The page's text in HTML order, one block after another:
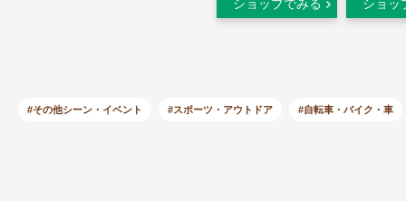
ラス保護 ボンネッ
ロープ付き ブラック
ショップでみる
バー ハ
せ 塗装保
ショッ
#その他シーン・イベント #スポーツ・アウトドア #自転車・バイク・車